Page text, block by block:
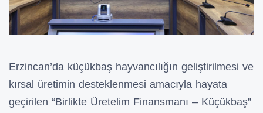
Erzincan’da küçükbaş hayvancılığın geliştirilmesi ve
kırsal üretimin desteklenmesi amacıyla hayata
geçirilen “Birlikte Üretelim Finansmanı – Küçükbaş”